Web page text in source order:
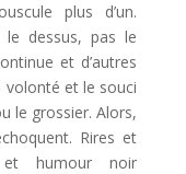
plus d’un.
le dessus, pas le
et d’autres
volonté et le souci
le grossier. Alors,
Rires et
et humour noir